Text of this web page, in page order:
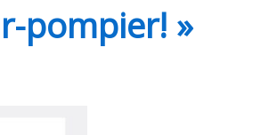
pompier! »